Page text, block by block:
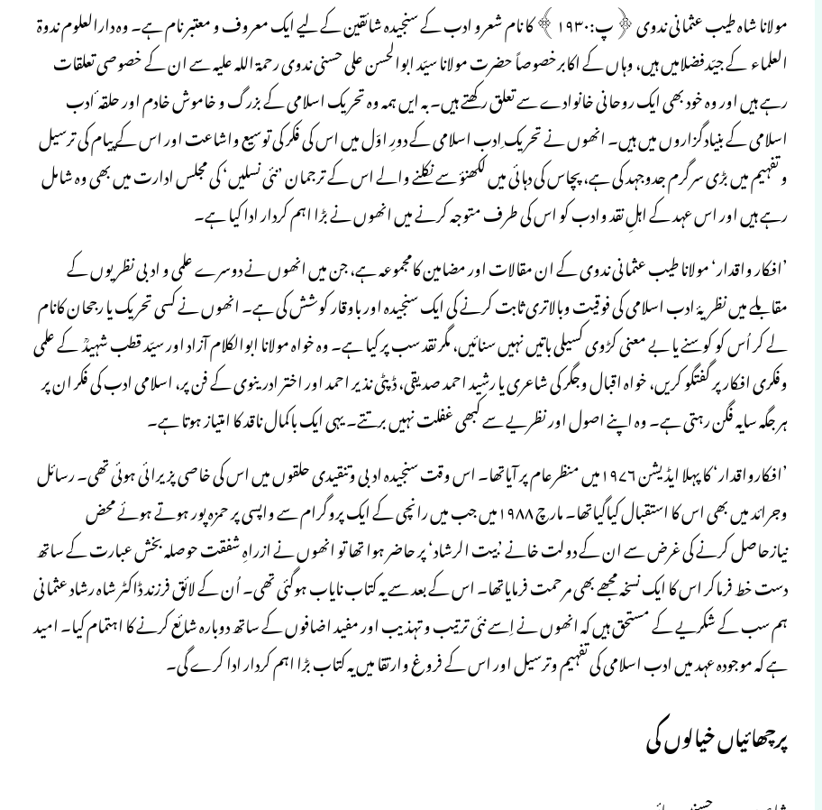
مولانا شاہ طیب عثمانی ندوی ﴿پ:۱۹۳۰﴾ کا نام شعرو ادب کے سنجیدہ شائقین کے لیے ایک معروف و معتبر نام ہے۔ وہ دارالعلوم ندوۃ
العلماء کے جیّدفضلامیں ہیں، وہاں کے اکابرخصوصاً حضرت مولانا سیّد ابوالحسن علی حسنی ندوی رحمۃ اللہ علیہ سے ان کے خصوصی تعلقات
رہے ہیں اور وہ خود بھی ایک روحانی خانوادے سے تعلق رکھتے ہیں۔ بہ ایں ہمہ وہ تحریک اسلامی کے بزرگ و خاموش خادم اور حلقہ ٔ ادب
اسلامی کے بنیادگزاروں میں ہیں۔ انھوں نے تحریک ِادب اسلامی کے دورِ اوّل میں اس کی فکر کی توسیع واشاعت اور اس کے پیام کی ترسیل
و تفہیم میں بڑی سرگرم جدوجہد کی ہے، پچاس کی دہائی میں لکھنؤ سے نکلنے والے اس کے ترجمان ’نئی نسلیں‘ کی مجلس ادارت میں بھی وہ شامل
رہے ہیں اور اس عہد کے اہلِ نقد وادب کو اس کی طرف متوجہ کرنے میں انھوں نے بڑا اہم کردار ادا کیا ہے۔
’افکار واقدار‘ مولانا طیب عثمانی ندوی کے ان مقالات اور مضامین کامجموعہ ہے، جن میں انھوں نے دوسرے علمی و ادبی نظریوں کے
مقابلے میں نظریۂ ادب اسلامی کی فوقیت وبالاتری ثابت کرنے کی ایک سنجیدہ اور باوقار کوشش کی ہے۔ انھوں نے کسی تحریک یا رجحان کانام
لے کر اُس کو کو سنے یا بے معنی کڑوی کسیلی باتیں نہیں سنائیں، مگر نقد سب پر کیا ہے۔ وہ خواہ مولانا ابوالکلام آزاد اور سیّد قطب شہیدؒ کے علمی
وفکری افکار پر گفتگو کریں، خواہ اقبال وجگر کی شاعری یا رشید احمد صدیقی، ڈپٹی نذیر احمد اور اختر ادرینوی کے فن پر، اسلامی ادب کی فکر ان پر
ہر جگہ سایہ فگن رہتی ہے۔ وہ اپنے اصول اور نظریے سے کبھی غفلت نہیں برتتے۔ یہی ایک باکمال ناقد کا امتیاز ہوتا ہے۔
’افکارواقدار‘ کا پہلا ایڈیشن ۱۹۷۶میں منظرعام پر آیاتھا۔ اس وقت سنجیدہ ادبی وتنقیدی حلقوں میں اس کی خاصی پزیرائی ہوئی تھی۔ رسائل
وجرائد میں بھی اس کا استقبال کیاگیاتھا۔ مارچ ۱۹۸۸میں جب میں رانچی کے ایک پروگرام سے واپسی پر حمزہ پور ہوتے ہوئے محض
نیازحاصل کرنے کی غرض سے ان کے دولت خانے ’بیت الرشاد‘ پر حاضر ہوا تھا تو انھوں نے ازراہِ شفقت حوصلہ بخش عبارت کے ساتھ
دست خط فرماکر اس کا ایک نسخہ مجھے بھی مرحمت فرمایاتھا۔ اس کے بعد سے یہ کتاب نایاب ہوگئی تھی۔ اُن کے لائق فرزند ڈاکٹر شاہ رشاد عثمانی
ہم سب کے شکریے کے مستحق ہیں کہ انھوں نے اِسے نئی ترتیب و تہذیب اور مفید اضافوں کے ساتھ دوبارہ شائع کرنے کا اہتمام کیا۔ امید
ہے کہ موجودہ عہد میں ادب اسلامی کی تفہیم وترسیل اور اس کے فروغ وارتقا میں یہ کتاب بڑا اہم کردار ادا کرے گی۔
پرچھائیاں خیالوں کی